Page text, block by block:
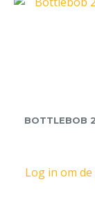
BOTTLEBOB
Log in om